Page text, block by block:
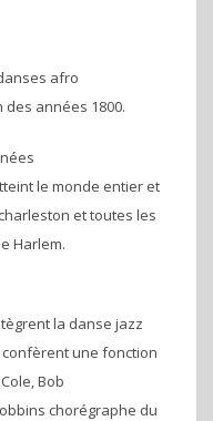
afro
années 1800.
le monde entier et
et toutes les
Harlem.
la danse jazz
une fonction
Bob
chorégraphe du